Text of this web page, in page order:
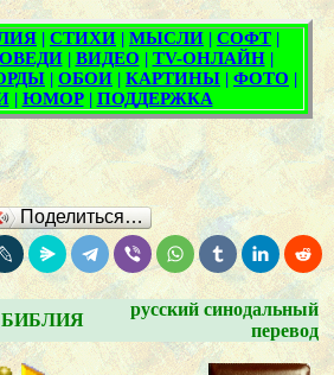
Поделиться…
БИБЛИЯ
русский синодальный
перевод